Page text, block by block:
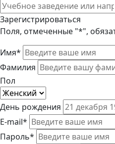
Зарегистрироваться
Поля, отмеченные "*",
Имя*
Фамилия
Пол
День рождения
E-mail*
Пароль*